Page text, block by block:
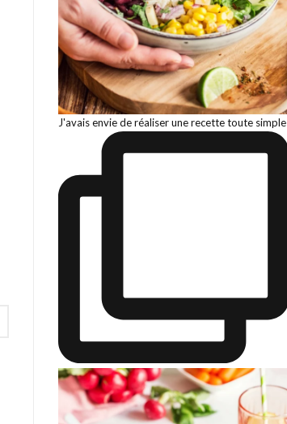
J'avais envie de réaliser une recette toute simple